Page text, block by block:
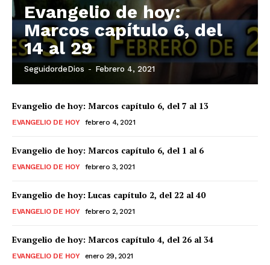
Evangelio de hoy:
Marcos capítulo 6, del
14 al 29
SeguidordeDios - Febrero 4, 2021
Evangelio de hoy: Marcos capítulo 6, del 7 al 13
EVANGELIO DE HOY febrero 4, 2021
Evangelio de hoy: Marcos capítulo 6, del 1 al 6
EVANGELIO DE HOY febrero 3, 2021
Evangelio de hoy: Lucas capítulo 2, del 22 al 40
EVANGELIO DE HOY febrero 2, 2021
Evangelio de hoy: Marcos capítulo 4, del 26 al 34
EVANGELIO DE HOY enero 29, 2021